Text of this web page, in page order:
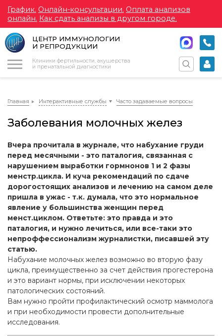
График. Онлайн-консультации. Оплата анализов
онлайн. Как сдать анализы в другом городе.
ЦЕНТР ИММУНОЛОГИИ
И РЕПРОДУКЦИИ
Клиники фертильности, акушерства
и пренатальной диагностики
Главная Интерактивные службы Часто задаваемые вопросы
Заболевания молочных желез
Вчера прочитала в журнале, что набухание груди
перед месячными - это паталогия, связанная с
нарушением выработки гормнонов 1 и 2 фазы
менстр.цикла. И куча рекомендаций по сдаче
дорогостоящих анализов и лечению на самом деле
пришла в ужас - т.к. думала, что это нормальное
явление у большинства женщин перед
менст.циклом. Ответьте: это правда и это
паталогия, и нужно лечиться, или все-таки это
непроффессионализм журналистки, писавшей эту
статью.
Набухание молочных желез возможно во вторую фазу
цикла, преимущественно за счет действия прогестерона
и это вариант нормы, при исключении некоторых
патологических состояний.
Вам нужно пройти профилактический осмотр маммолога
и при необходимости провести дополнительные
исследования.